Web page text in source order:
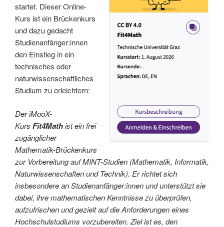
startet. Dieser Online-
Kurs ist ein Brückenkurs
und dazu gedacht
Studienanfänger:innen
den Einstieg in ein
technisches oder
naturwissenschaftliches
Studium zu erleichtern:
Der iMooX-
Kurs Fit4Mathist ein frei
zugänglicher
Mathematik-Brückenkurs
zur Vorbereitung auf MINT-Studien (Mathematik, Informatik,
Naturwissenschaften und Technik). Er richtet sich
insbesondere an Studienanfänger:innen und unterstützt sie
dabei, ihre mathematischen Kenntnisse zu überprüfen,
aufzufrischen und gezielt auf die Anforderungen eines
Hochschulstudiums vorzubereiten. Ziel ist es, den